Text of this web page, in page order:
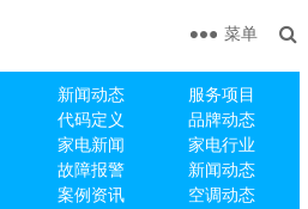
新闻动态
服务项目
代码定义
品牌动态
家电新闻
家电行业
故障报警
新闻动态
案例资讯
空调动态
菜单